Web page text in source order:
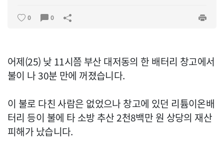
0 0
어제(25) 낮 11시쯤 부산 대저동의 한 배터리 창고에서
불이 나 30분 만에 꺼졌습니다.
이 불로 다친 사람은 없었으나 창고에 있던 리튬이온배
터리 등이 불에 타 소방 추산 2천8백만 원 상당의 재산
피해가 났습니다.